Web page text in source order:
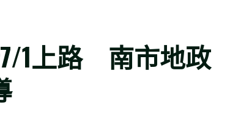
1上路 南市地政